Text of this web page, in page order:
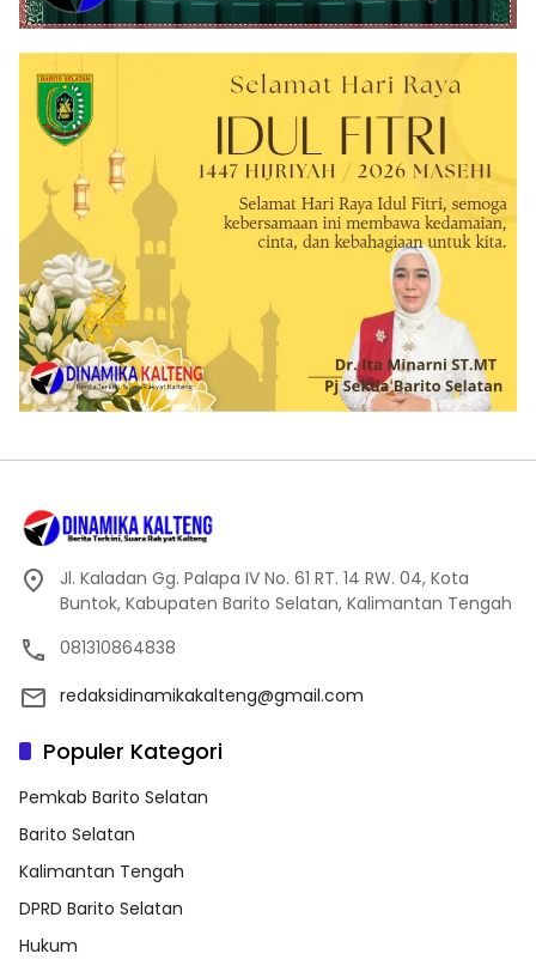
Jl. Kaladan Gg. Palapa IV No. 61 RT. 14 RW. 04, Kota
Buntok, Kabupaten Barito Selatan, Kalimantan Tengah
081310864838
redaksidinamikakalteng@gmail.com
Populer Kategori
Pemkab Barito Selatan
Barito Selatan
Kalimantan Tengah
DPRD Barito Selatan
Hukum